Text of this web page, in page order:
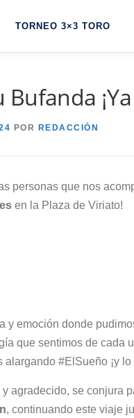
TORNEO 3×3 TORO
POR REDACCIÓN
personas que nos
en la Plaza de Viriato!
y emoción donde
que sentimos de cada
#ElSueño ¡y
agradecido, se conjura
, continuando este viaje